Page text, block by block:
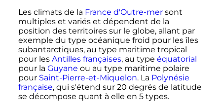
Les climats de la France d'Outre-mersont
multiples et variés et dépendent de la
position des territoires sur le globe, allant par
exemple du type océanique froid pour les îles
subantarctiques, au type maritime tropical
pour les Antilles françaises, au type équatorial
pour la Guyane ou au type maritime polaire
pour Saint-Pierre-et-Miquelon. La Polynésie
française, qui s'étend sur 20 degrésde latitude
se décompose quant à elle en 5 types.